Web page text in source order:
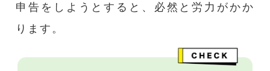
申告をしようとすると、必然と労力がかか
ります。